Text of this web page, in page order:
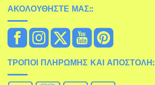
ΑΚΟΛΟΥΘΉΣΤΕ ΜΑΣ::
ΤΡΌΠΟΙ ΠΛΗΡΩΜΉΣ ΚΑΙ ΑΠΟΣΤΟΛΉ: